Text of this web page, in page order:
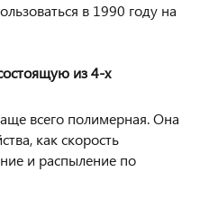
в 1990 году на
из 4-х
всего полимерная. Она
как скорость
и распыление по